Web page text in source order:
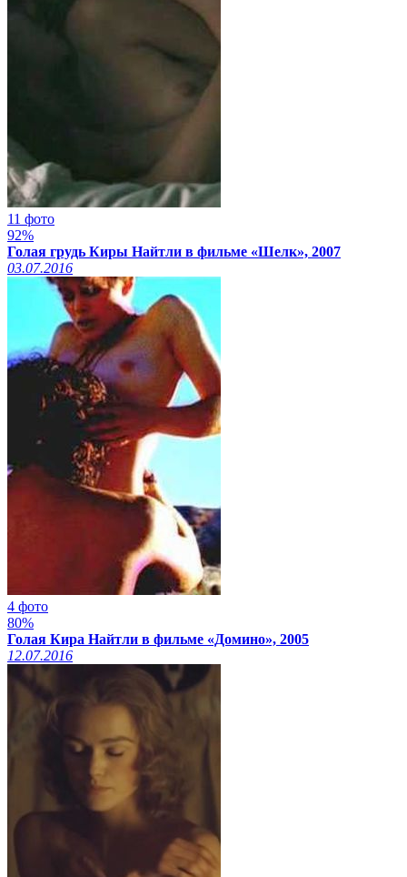
11 фото
92%
Голая грудь Киры Найтли в фильме «Шелк», 2007
03.07.2016
4 фото
80%
Голая Кира Найтли в фильме «Домино», 2005
12.07.2016